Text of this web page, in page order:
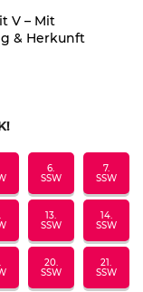
V – Mit
& Herkunft
6.
SSW
7.
SSW
13.
SSW
14.
SSW
20.
SSW
21.
SSW